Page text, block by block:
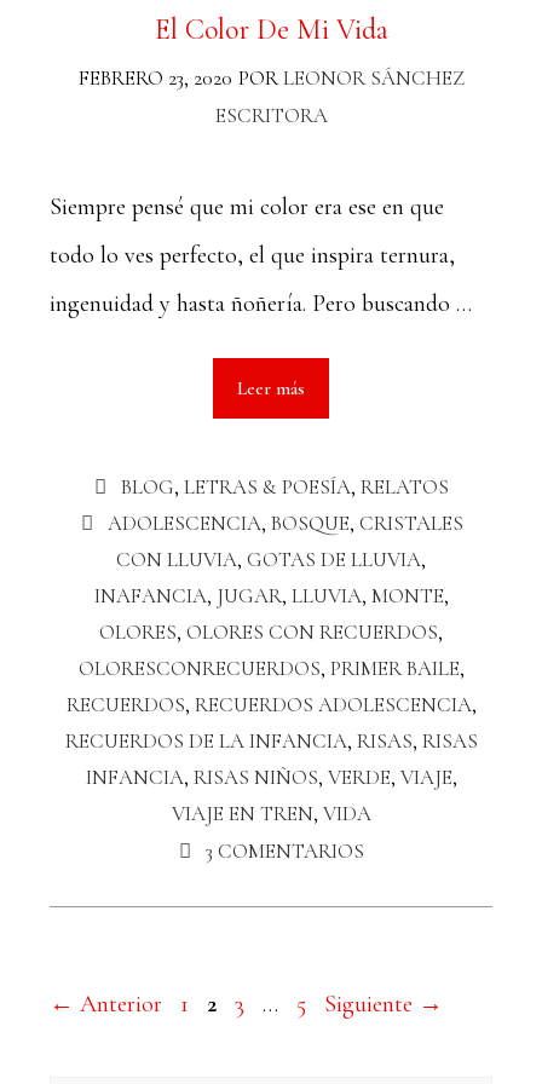
El Color De Mi Vida
FEBRERO 23, 2020 PORLEONOR SÁNCHEZ
ESCRITORA
Siempre pensé que mi color era ese en que
todo lo ves perfecto, el que inspira ternura,
ingenuidad y hasta ñoñería. Pero buscando …
Leer más
BLOG,LETRAS & POESÍA,RELATOS
ADOLESCENCIA, BOSQUE, CRISTALES
CON LLUVIA, GOTAS DE LLUVIA,
INAFANCIA, JUGAR, LLUVIA, MONTE,
OLORES, OLORES CON RECUERDOS,
OLORESCONRECUERDOS, PRIMER BAILE,
RECUERDOS, RECUERDOS ADOLESCENCIA,
RECUERDOS DE LA INFANCIA, RISAS, RISAS
INFANCIA, RISAS NIÑOS, VERDE, VIAJE,
VIAJE EN TREN, VIDA
3 COMENTARIOS
← Anterior 1 2 3 … 5 Siguiente →